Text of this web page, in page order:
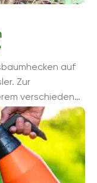
auf
Zur
verschiedene
Zeitpunkt,